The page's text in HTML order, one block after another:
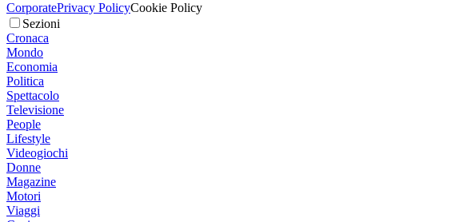
CorporatePrivacy PolicyCookie Policy
Sezioni
Cronaca
Mondo
Economia
Politica
Spettacolo
Televisione
People
Lifestyle
Videogiochi
Donne
Magazine
Motori
Viaggi